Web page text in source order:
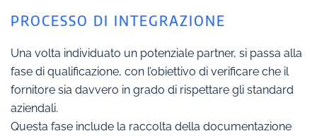
PROCESSO DI INTEGRAZIONE
Una volta individuato un potenziale partner, si passa alla
fase di qualificazione, con l’obiettivo di verificare che il
fornitore sia davvero in grado di rispettare gli standard
aziendali.
Questa fase include la raccolta della documentazione